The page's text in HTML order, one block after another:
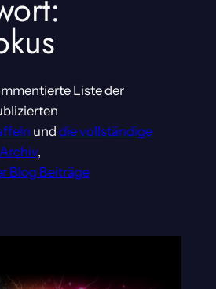
Liste der
und die vollständige
,
Blog Beiträge